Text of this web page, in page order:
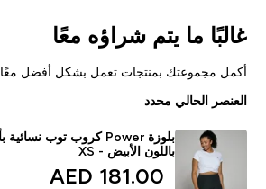
غالبًا ما يتم شراؤه معًا
أكمل مجموعتك بمنتجات تعمل بشكل أفضل معًا
العنصر الحالي محدد
باللون الأبيض - XS
181.00 AED‎